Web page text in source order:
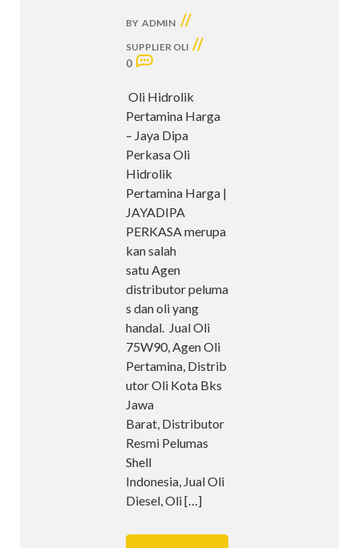
BY ADMIN //
SUPPLIER OLI //
0
Oli Hidrolik
Pertamina Harga
– Jaya Dipa
Perkasa Oli
Hidrolik
Pertamina Harga |
JAYADIPA
PERKASA merupa
kan salah
satu Agen
distributor peluma
s dan oli yang
handal. Jual Oli
75W90, Agen Oli
Pertamina, Distrib
utor Oli Kota Bks
Jawa
Barat, Distributor
Resmi Pelumas
Shell
Indonesia, Jual Oli
Diesel, Oli[…]